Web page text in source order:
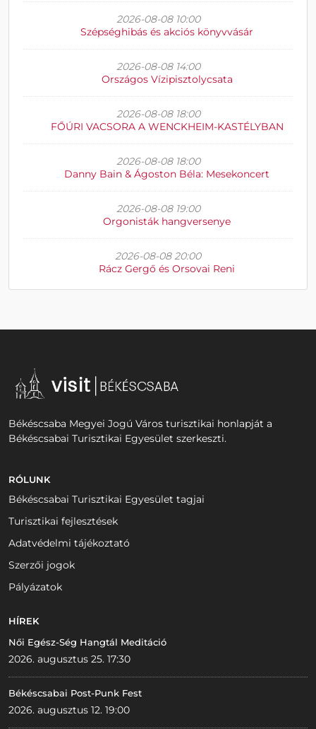
2026-08-08 10:00
Szépséghibás és akciós könyvvásár
2026-08-08 14:00
Országos Vízipisztolycsata
2026-08-08 18:00
FŐÚRI VACSORA A WENCKHEIM-KASTÉLYBAN
2026-08-08 18:00
Danny Bain & Ágoston Béla: Mesekoncert
2026-08-08 19:00
Orgonisták hangversenye
2026-08-08 20:00
Rácz Gergő és Orsovai Reni
Békéscsaba Megyei Jogú Város turisztikai honlapját a
Békéscsabai Turisztikai Egyesület szerkeszti.
RÓLUNK
Békéscsabai Turisztikai Egyesület tagjai
Turisztikai fejlesztések
Adatvédelmi tájékoztató
Szerzői jogok
Pályázatok
HÍREK
Női Egész-Ség Hangtál Meditáció
2026. augusztus 25. 17:30
Békéscsabai Post-Punk Fest
2026. augusztus 12. 19:00